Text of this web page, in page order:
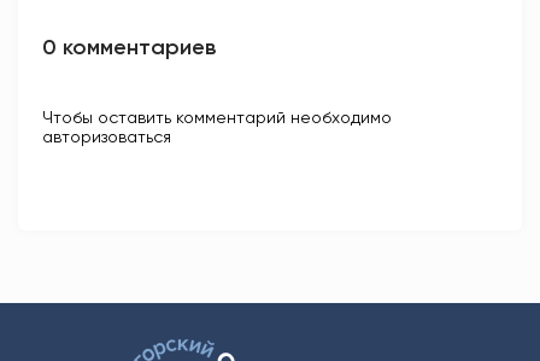
0 комментариев
Чтобы оставить комментарий необходимо
авторизоваться